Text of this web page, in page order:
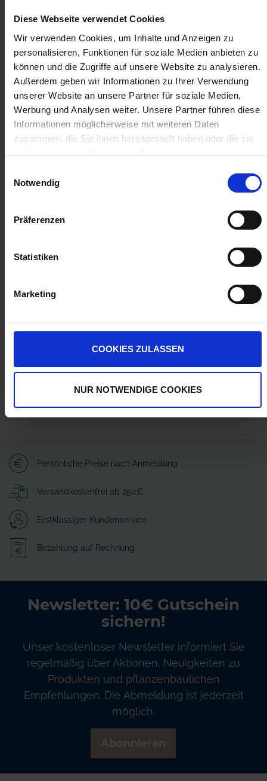
Diese Webseite verwendet Cookies
Wir verwenden Cookies, um Inhalte und Anzeigen zu
personalisieren, Funktionen für soziale Medien anbieten zu
können und die Zugriffe auf unsere Website zu analysieren.
Außerdem geben wir Informationen zu Ihrer Verwendung
unserer Website an unsere Partner für soziale Medien,
Werbung und Analysen weiter. Unsere Partner führen diese
Informationen möglicherweise mit weiteren Daten
zusammen, die Sie ihnen bereitgestellt haben oder die sie
im Rahmen Ihrer Nutzung der Dienste gesammelt haben.
Notwendig
Präferenzen
Statistiken
Marketing
COOKIES ZULASSEN
NUR NOTWENDIGE COOKIES
29,71 € / St
29,71 € pro 1 Stück
35,35 €
inkl. 19% MwSt.,zzgl. Versandkosten
Auf Lager
Lieferung voraussichtlichab Dienstag, 11. August 2026
QTY_CONTROL_DECREASE
ZUR VERGLEICHSLISTE HINZUFÜGEN
AMAZONEN-WERKE H. DREYER SE & Co. KG
49205 Hasbergen
Persönliche Preise nach Anmeldung
Versandkostenfrei ab 250€
Erstklassiger Kundenservice
Bezahlung auf Rechnung
Newsletter: 10€ Gutschein
sichern!
Unser kostenloser Newsletter informiert Sie
regelmäßig über Aktionen, Neuigkeiten zu
Produkten und pflanzenbaulichen
Empfehlungen. Die Abmeldung ist jederzeit
möglich.